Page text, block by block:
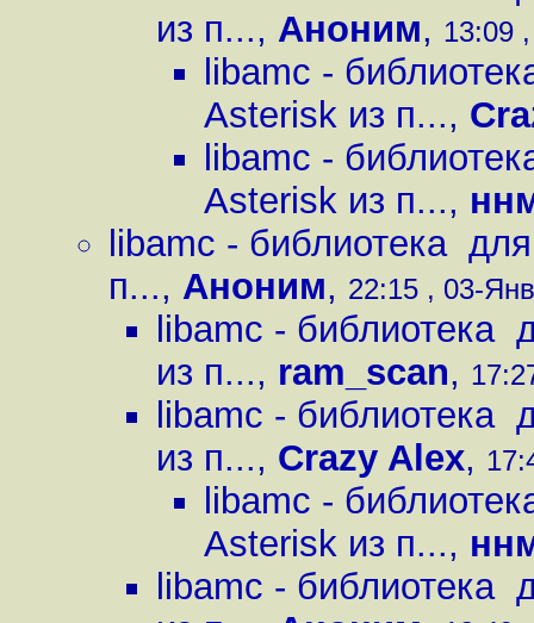
из п..., Аноним, 13:09
libamc -
Asterisk из п...,
libamc -
Asterisk из п...,
libamc - библиотека
п..., Аноним, 22:15 , 03-
libamc - библиотека
из п..., ram_scan,
libamc - библиотека
из п..., Crazy Alex,
libamc -
Asterisk из п...,
libamc - библиотека